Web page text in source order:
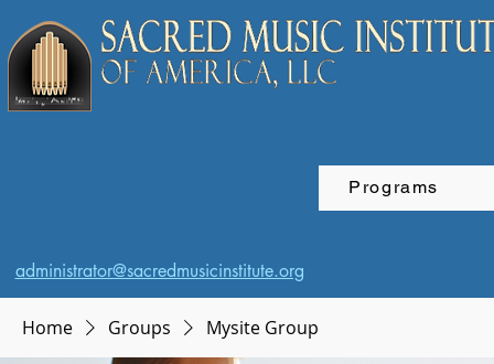
Programs
administrator@sacredmusicinstitute.org
Home Groups Mysite Group